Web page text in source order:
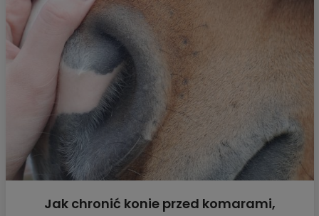
Jak chronić konie przed komarami,